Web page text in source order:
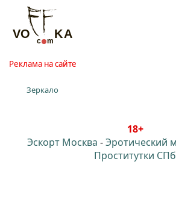
Реклама на сайте
Зеркало
18+
Эскорт Москва -Эротический
Проститутки СПб